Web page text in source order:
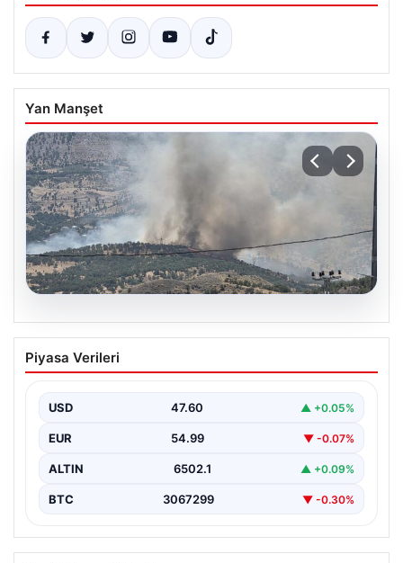
Yan Manşet
06.08.2026
Adıyaman’da Orman Yangınına Anında
Müdahale Ediliyor
Kütüklü köyleri arasındaki geniş ormanlık alan, aniden
çıkan…
Piyasa Verileri
USD 47.60 ▲ +0.05%
EUR 54.99 ▼ -0.07%
ALTIN 6502.1 ▲ +0.09%
BTC 3067299 ▼ -0.30%